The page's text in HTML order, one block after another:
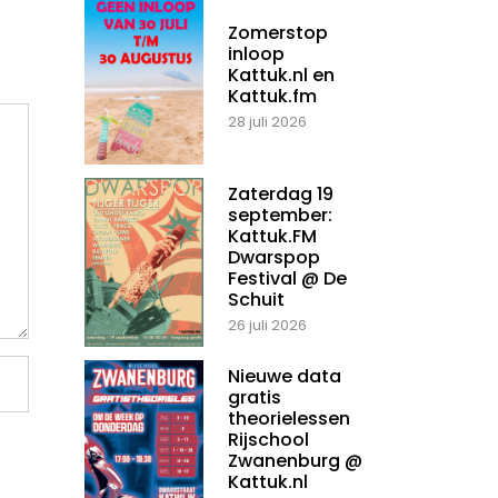
Zomerstop
inloop
Kattuk.nl en
Kattuk.fm
28 juli 2026
Zaterdag 19
september:
Kattuk.FM
Dwarspop
Festival @ De
Schuit
26 juli 2026
Nieuwe data
gratis
theorielessen
Rijschool
Zwanenburg @
Kattuk.nl